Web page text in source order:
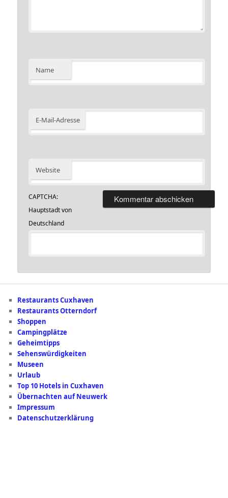
Name
E-Mail-Adresse
Website
CAPTCHA:
Hauptstadt von
Deutschland
Restaurants Cuxhaven
Restaurants Otterndorf
Shoppen
Campingplätze
Geheimtipps
Sehenswürdigkeiten
Museen
Urlaub
Top 10 Hotels in Cuxhaven
Übernachten auf Neuwerk
Impressum
Datenschutzerklärung